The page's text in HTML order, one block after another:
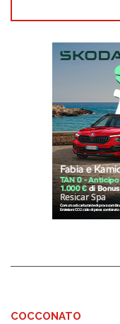
COCCONATO